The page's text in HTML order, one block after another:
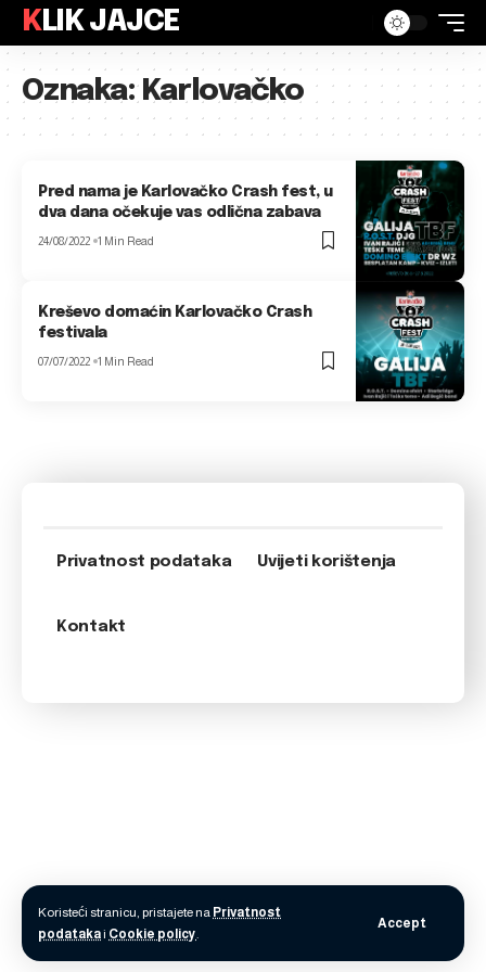
Koristeći stranicu, pristajete na Privatnost
podatakai Cookie policy.
Accept
KLIK JAJCE
Oznaka:Karlovačko
Pred nama je Karlovačko Crash fest, u
dva dana očekuje vas odlična zabava
24/08/2022 1 Min Read
Kreševo domaćin Karlovačko Crash
festivala
07/07/2022 1 Min Read
Privatnost podataka Uvijeti korištenja
Kontakt